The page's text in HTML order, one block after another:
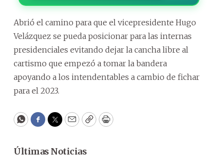
Abrió el camino para que el vicepresidente Hugo
Velázquez se pueda posicionar para las internas
presidenciales evitando dejar la cancha libre al
cartismo que empezó a tomar la bandera
apoyando a los intendentables a cambio de fichar
para el 2023.
WhatsApp
Facebook
Twitter
EmailCopyPrint
Últimas Noticias